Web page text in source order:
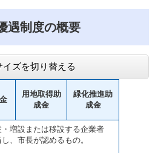
遇制度の概要
イズを切り替える
用地取得助
成金
緑化推進助
成金
増設または移設する企業者
、市長が認めるもの。